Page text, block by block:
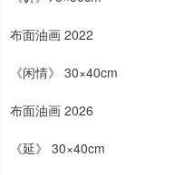
布面油画 2022
《闲情》 30×40cm
布面油画 2026
《延》 30×40cm